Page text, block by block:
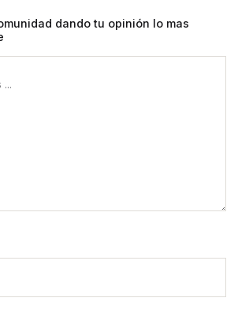
dando tu opinión lo mas